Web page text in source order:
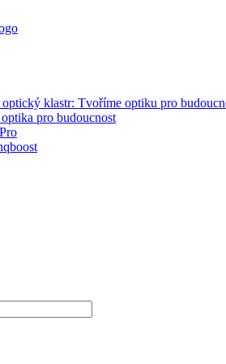
optický klastr: Tvoříme optiku pro
pro budoucnost